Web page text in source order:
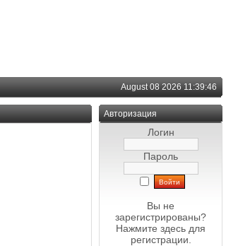
August 08 2026 11:39:46
Авторизация
Логин
Пароль
Вы не
зарегистрированы?
Нажмите здесь для
регистрации.